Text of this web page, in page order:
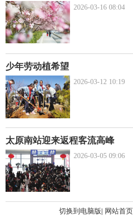
2026-03-16 08:04
少年劳动植希望
2026-03-12 10:19
太原南站迎来返程客流高峰
2026-03-05 09:06
切换到电脑版 网站首页